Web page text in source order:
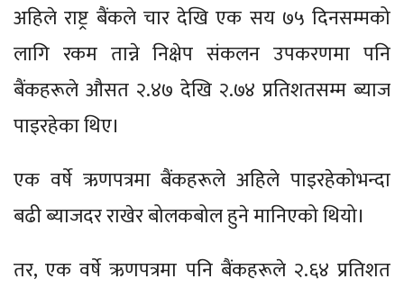
अहिले राष्ट्र बैंकले चार देखि एक सय ७५ दिनसम्मको
लागि रकम तान्ने निक्षेप संकलन उपकरणमा पनि
बैंकहरूले औसत २.४७ देखि २.७४ प्रतिशतसम्म ब्याज
पाइरहेका थिए।
एक वर्षे ऋणपत्रमा बैंकहरूले अहिले पाइरहेकोभन्दा
बढी ब्याजदर राखेर बोलकबोल हुने मानिएको थियो।
तर, एक वर्षे ऋणपत्रमा पनि बैंकहरूले २.६४ प्रतिशत